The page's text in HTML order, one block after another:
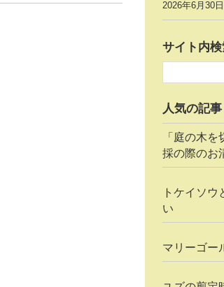
2026年6月30日
サイト内
人気の記事
「庭の木
採の際のお
トケイソ
い
マリーゴー